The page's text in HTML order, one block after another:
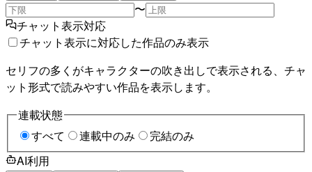
〜
チャット表示対応
チャット表示に対応した作品のみ表示
セリフの多くがキャラクターの吹き出しで表示される、チャ
ット形式で読みやすい作品を表示します。
連載状態
すべて
連載中のみ
完結のみ
AI利用